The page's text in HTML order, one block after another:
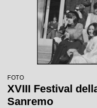
FOTO
XVIII Festival
Sanremo